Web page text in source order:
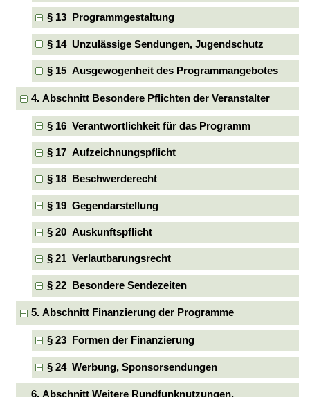
§ 13 Programmgestaltung
§ 14 Unzulässige Sendungen, Jugendschutz
§ 15 Ausgewogenheit des Programmangebotes
4. Abschnitt Besondere Pflichten der Veranstalter
§ 16 Verantwortlichkeit für das Programm
§ 17 Aufzeichnungspflicht
§ 18 Beschwerderecht
§ 19 Gegendarstellung
§ 20 Auskunftspflicht
§ 21 Verlautbarungsrecht
§ 22 Besondere Sendezeiten
5. Abschnitt Finanzierung der Programme
§ 23 Formen der Finanzierung
§ 24 Werbung, Sponsorsendungen
6. Abschnitt Weitere Rundfunknutzungen,